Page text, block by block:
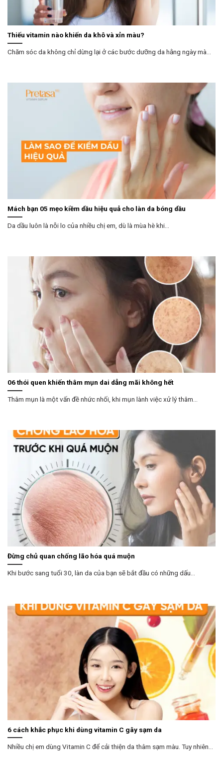
Thiếu vitamin nào khiến da khô và xỉn màu?
Chăm sóc da không chỉ dừng lại ở các bước dưỡng da hằng ngày mà...
Mách bạn 05 mẹo kiềm dầu hiệu quả cho làn da bóng dầu
Da dầu luôn là nỗi lo của nhiều chị em, dù là mùa hè khi...
06 thói quen khiến thâm mụn dai dẳng mãi không hết
Thâm mụn là một vấn đề nhức nhối, khi mụn lành việc xử lý thâm...
Đừng chủ quan chống lão hóa quá muộn
Khi bước sang tuổi 30, làn da của bạn sẽ bắt đầu có những dấu...
6 cách khắc phục khi dùng vitamin C gây sạm da
Nhiều chị em dùng Vitamin C để cải thiện da thâm sạm màu. Tuy nhiên...